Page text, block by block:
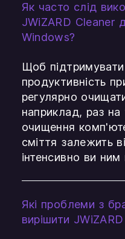
Як часто слід
JWiZARD Cleaner
Windows?
Щоб
продуктивність
регулярно
наприклад, раз
очищення
сміття залежить
інтенсивно ви ним
Які проблеми з
вирішити